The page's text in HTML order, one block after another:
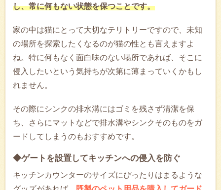
し、常に何もない状態を保つことです。
家の中は猫にとって大切なテリトリーですので、未知
の場所を探索したくなるのが猫の性とも言えますよ
ね。特に何もなく面白味のない場所であれば、そこに
侵入したいという気持ちが次第に薄まっていくかもし
れません。
その際にシンクの排水溝にはゴミを残さず清潔を保
ち、さらにマットなどで排水溝やシンクそのものをガ
ードしてしまうのもおすすめです。
◆ゲートを設置してキッチンへの侵入を防ぐ
キッチンカウンターのサイズにぴったりはまるような